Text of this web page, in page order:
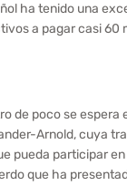
ha tenido una
a pagar casi 60
de poco se espera
Arnold, cuya
pueda participar
que ha